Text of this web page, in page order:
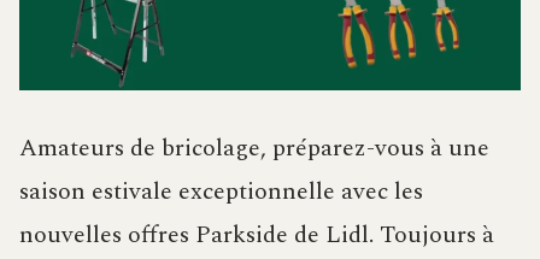
Amateurs de bricolage, préparez-vous à une
saison estivale exceptionnelle avec les
nouvelles offres Parkside de Lidl. Toujours à